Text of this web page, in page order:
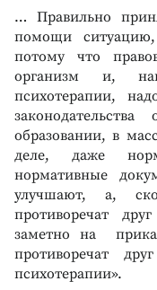
… Правильно
помощи
потому что
организм и,
психотерапии,
образовании, в
деле, даже
нормативные
улучшают, а,
противоречат
заметно на
противоречат
психотерапии».